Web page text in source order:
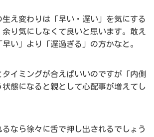
え変わりは「早い・遅い」を気にする
余り気にしなくて良いと思います。敢え
い」より「遅過ぎる」の方かなと。
イミングが合えばいいのですが「内側
状態になると親として心配事が増えてし
なら徐々に舌で押し出されるでしょう